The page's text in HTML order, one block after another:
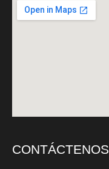
CONTÁCTENOS